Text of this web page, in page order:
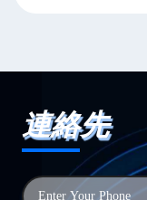
連絡先